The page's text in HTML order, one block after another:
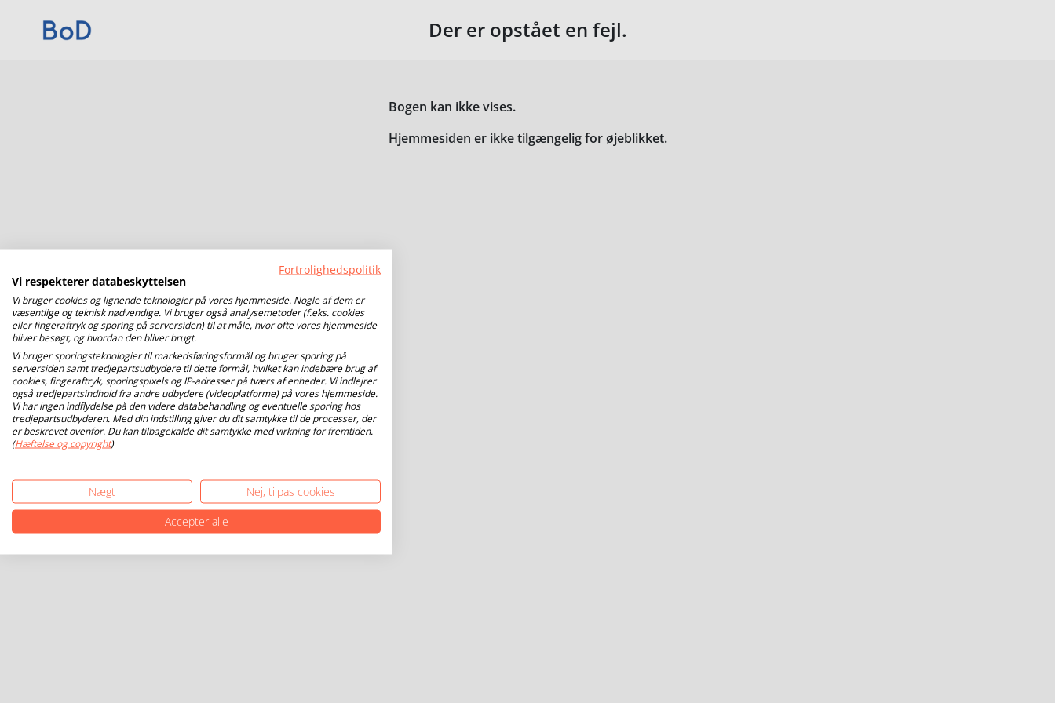
Der er opstået en fejl.
Bogen kan ikke vises.
Hjemmesiden er ikke tilgængelig for øjeblikket.
Fortrolighedspolitik
Vi respekterer databeskyttelsen
Vi bruger cookies og lignende teknologier på vores hjemmeside. Nogle af dem er
væsentlige og teknisk nødvendige. Vi bruger også analysemetoder (f.eks. cookies
eller fingeraftryk og sporing på serversiden) til at måle, hvor ofte vores hjemmeside
bliver besøgt, og hvordan den bliver brugt.
Vi bruger sporingsteknologier til markedsføringsformål og bruger sporing på
serversiden samt tredjepartsudbydere til dette formål, hvilket kan indebære brug af
cookies, fingeraftryk, sporingspixels og IP-adresser på tværs af enheder. Vi indlejrer
også tredjepartsindhold fra andre udbydere (videoplatforme) på vores hjemmeside.
Vi har ingen indflydelse på den videre databehandling og eventuelle sporing hos
tredjepartsudbyderen. Med din indstilling giver du dit samtykke til de processer, der
er beskrevet ovenfor. Du kan tilbagekalde dit samtykke med virkning for fremtiden.
(Hæftelse og copyright)
Nægt
Nej, tilpas cookies
Accepter alle